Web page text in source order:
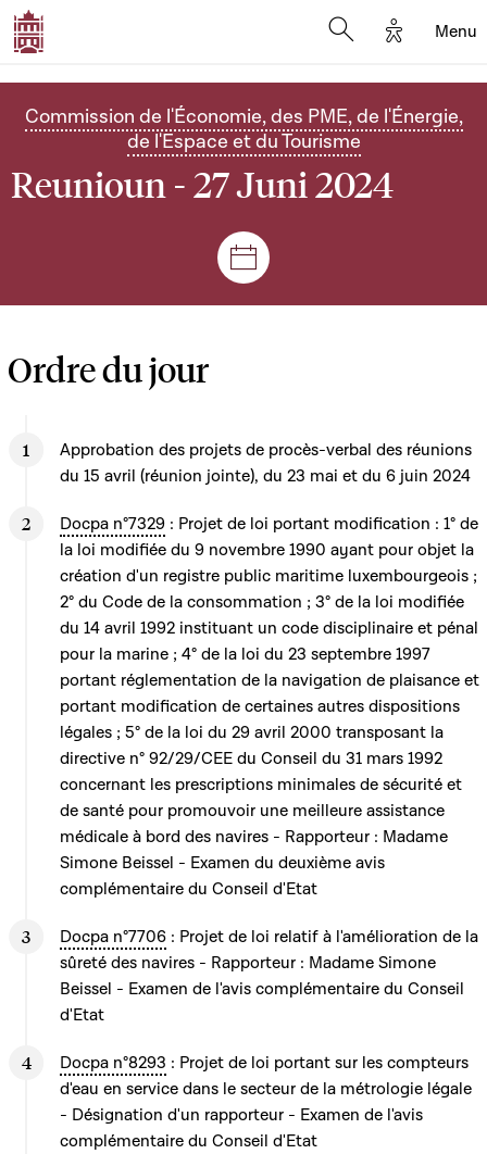
Options
Menu
Commission de l'Économie, des PME, de l'Énergie,
de l'Espace et du Tourisme
Reunioun - 27 Juni 2024
Sëtzungen a Reuniounen
Ordre du jour
Approbation des projets de procès-verbal des réunions
du 15 avril (réunion jointe), du 23 mai et du 6 juin 2024
Docpa n°7329 : Projet de loi portant modification : 1° de
la loi modifiée du 9 novembre 1990 ayant pour objet la
création d'un registre public maritime luxembourgeois ;
2° du Code de la consommation ; 3° de la loi modifiée
du 14 avril 1992 instituant un code disciplinaire et pénal
pour la marine ; 4° de la loi du 23 septembre 1997
portant réglementation de la navigation de plaisance et
portant modification de certaines autres dispositions
légales ; 5° de la loi du 29 avril 2000 transposant la
directive n° 92/29/CEE du Conseil du 31 mars 1992
concernant les prescriptions minimales de sécurité et
de santé pour promouvoir une meilleure assistance
médicale à bord des navires - Rapporteur : Madame
Simone Beissel - Examen du deuxième avis
complémentaire du Conseil d'Etat
Docpa n°7706 : Projet de loi relatif à l'amélioration de la
sûreté des navires - Rapporteur : Madame Simone
Beissel - Examen de l'avis complémentaire du Conseil
d'Etat
Docpa n°8293 : Projet de loi portant sur les compteurs
d'eau en service dans le secteur de la métrologie légale
- Désignation d'un rapporteur - Examen de l'avis
complémentaire du Conseil d'Etat